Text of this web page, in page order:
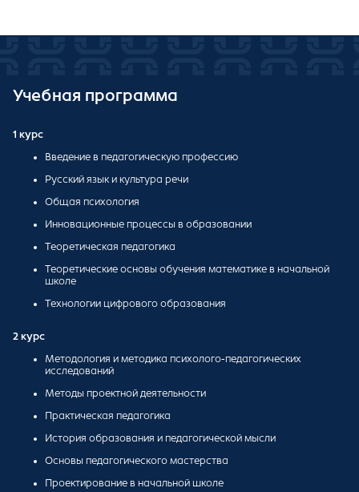
Учебная программа
1 курс
Введение в педагогическую профессию
Русский язык и культура речи
Общая психология
Инновационные процессы в образовании
Теоретическая педагогика
Теоретические основы обучения математике в начальной
школе
Технологии цифрового образования
2 курс
Методология и методика психолого-педагогических
исследований
Методы проектной деятельности
Практическая педагогика
История образования и педагогической мысли
Основы педагогического мастерства
Проектирование в начальной школе